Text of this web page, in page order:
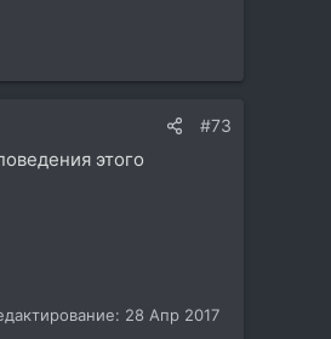
#73
этого
28 Апр 2017